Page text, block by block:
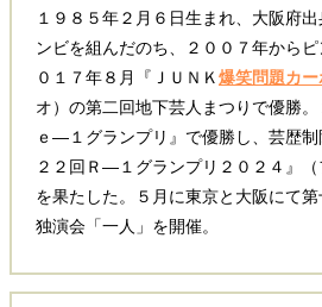
１９８５年２月６日生まれ、大阪府
ンビを組んだのち、２００７年から
０１７年８月『ＪＵＮＫ 爆笑問題カー
オ）の第二回地下芸人まつりで優勝
ｅ―１グランプリ』で優勝し、芸歴
２２回Ｒ―１グランプリ２０２４』
を果たした。５月に東京と大阪にて
独演会「一人」を開催。